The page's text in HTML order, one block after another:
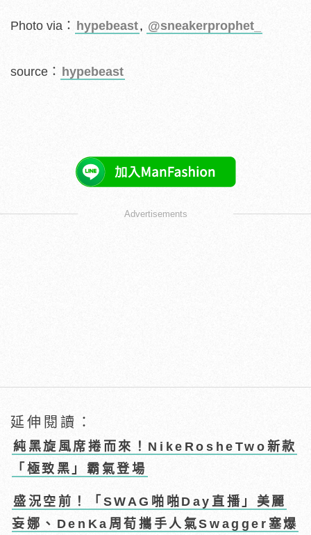
Photo via： hypebeast, @sneakerprophet_
source： hypebeast
Advertisements
延伸閱讀：
純黑旋風席捲而來！NikeRosheTwo新款
「極致黑」霸氣登場
盛況空前！「SWAG啪啪Day直播」美麗
妄娜、DenKa周荀攜手人氣Swagger塞爆